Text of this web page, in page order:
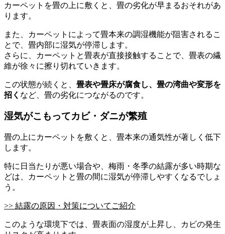
カーペットを畳の上に敷くと、畳の劣化が早まるおそれがあ
ります。
また、カーペットによって畳本来の調湿機能が阻害されるこ
とで、畳内部に湿気が停滞します。
さらに、カーペットと畳表が直接接触することで、畳表の繊
維が徐々に擦り切れていきます。
この状態が続くと、 畳表や畳床が腐食し、畳の湾曲や変形を
招く など、畳の劣化につながるのです。
湿気がこもってカビ・ダニが繁殖
畳の上にカーペットを敷くと、畳本来の通気性が著しく低下
します。
特に日当たりが悪い場合や、梅雨・冬季の結露が多い時期な
どは、カーペットと畳の間に湿気が停滞しやすくなるでしょ
う。
>> 結露の原因・対策についてご紹介
このような環境下では、畳表面の湿度が上昇し、カビの発生